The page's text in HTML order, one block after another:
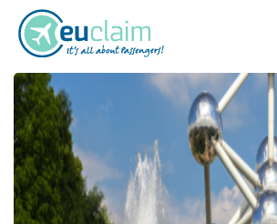
Vlucht vertraagd
Vlucht geannuleerd
Onze service